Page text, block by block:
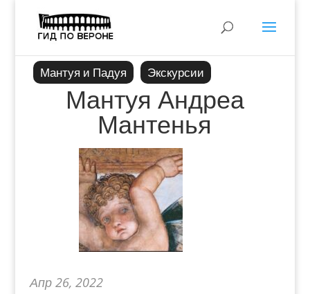
Мантуя и Падуя Экскурсии
Мантуя Андреа
Мантенья
Апр 26, 2022